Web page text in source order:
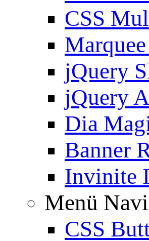
CSS
jQuery
jQuery
Dia
Banner
Invinite
Menü
CSS